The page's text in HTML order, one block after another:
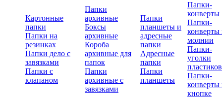
Картонные
папки
Папки на
резинках
Папки дело с
завязками
Папки с
клапаном
Папки
архивные
Боксы
архивные
Короба
архивные для
папок
Папки
архивные с
завязками
Папки
планшеты и
адресные
папки
Адресные
папки
Папки
планшеты
Папки-
конверты
Папки-
конверты
молнии
Папки-
уголки
Папки-
конверты
кнопке